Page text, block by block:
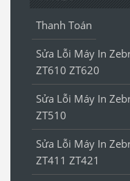
Thanh Toán
Sửa Lỗi Máy In
ZT610 ZT620
Sửa Lỗi Máy In
ZT510
Sửa Lỗi Máy In
ZT411 ZT421